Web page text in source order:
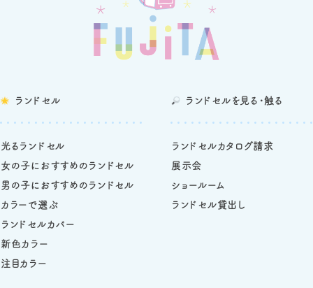
ランドセル
光るランドセル
女の子におすすめのランドセル
男の子におすすめのランドセル
カラーで選ぶ
ランドセルカバー
新色カラー
注目カラー
ランドセルを 見る・触る
ランドセルカタログ請求
展示会
ショールーム
ランドセル貸出し